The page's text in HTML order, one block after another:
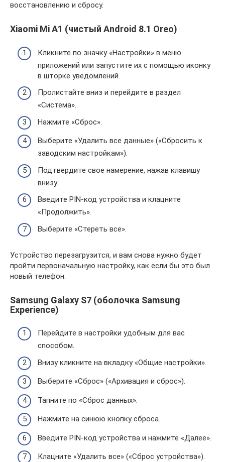
восстановлению и сбросу.
Xiaomi Mi A1 (чистый Android 8.1 Oreo)
Кликните по значку «Настройки» в меню
приложений или запустите их с помощью иконку
в шторке уведомлений.
Пролистайте вниз и перейдите в раздел
«Система».
Нажмите «Сброс».
Выберите «Удалить все данные» («Сбросить к
заводским настройкам»).
Подтвердите свое намерение, нажав клавишу
внизу.
Введите PIN-код устройства и клацните
«Продолжить».
Выберите «Стереть все».
Устройство перезагрузится, и вам снова нужно будет
пройти первоначальную настройку, как если бы это был
новый телефон.
Samsung Galaxy S7 (оболочка Samsung
Experience)
Перейдите в настройки удобным для вас
способом.
Внизу кликните на вкладку «Общие настройки».
Выберите «Сброс» («Архивация и сброс»).
Тапните по «Сброс данных».
Нажмите на синюю кнопку сброса.
Введите PIN-код устройства и нажмите «Далее».
Клацните «Удалить все» («Сброс устройства»).